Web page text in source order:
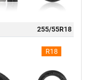
255/55R18
R18